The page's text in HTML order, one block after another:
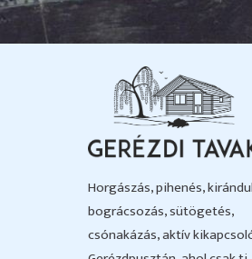
Horgászás, pihenés,
bográcsozás, sütögetés,
csónakázás, aktív